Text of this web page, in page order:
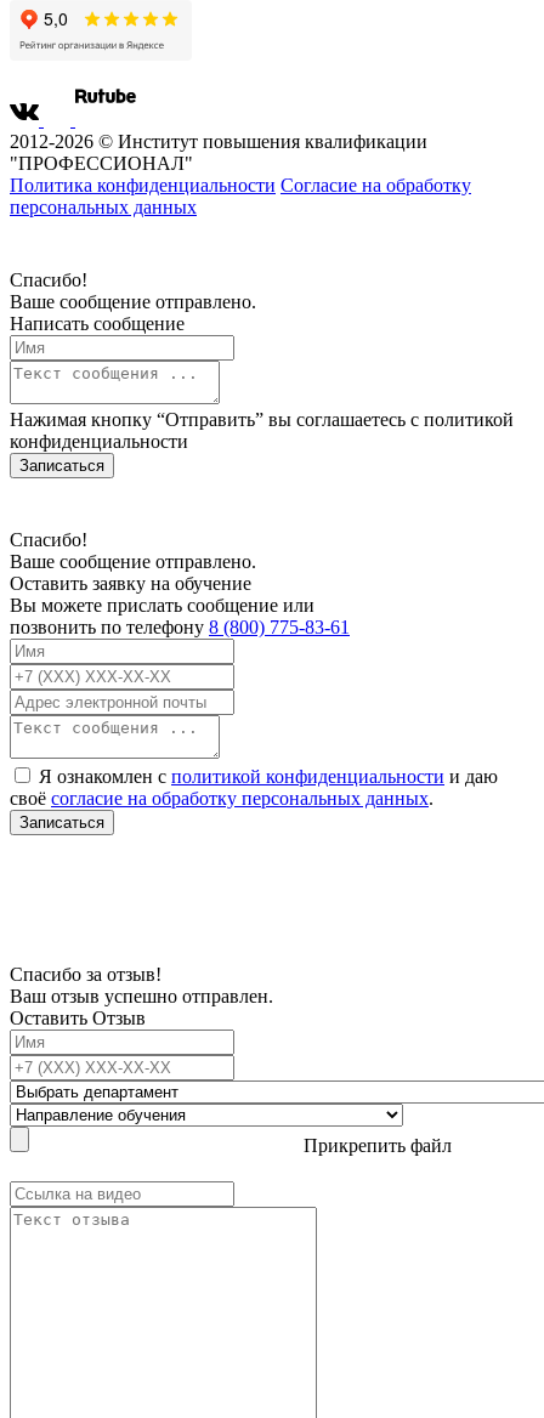
2012-2026 © Институт повышения квалификации
"ПРОФЕССИОНАЛ"
Политика конфиденциальности Согласие на обработку
персональных данных
Спасибо!
Ваше сообщение отправлено.
Написать сообщение
Нажимая кнопку “Отправить” вы соглашаетесь с политикой
конфиденциальности
Записаться
Спасибо!
Ваше сообщение отправлено.
Оставить заявку на обучение
Вы можете прислать сообщение или
позвонить по телефону 8 (800) 775-83-61
Я ознакомлен с политикой конфиденциальности и даю
своё согласие на обработку персональных данных.
Записаться
Спасибо за отзыв!
Ваш отзыв успешно отправлен.
Оставить Отзыв
Прикрепить файл